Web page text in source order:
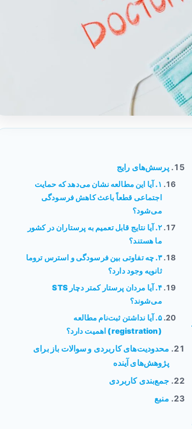
پرسش‌های رایج
۱. آیا این مطالعه نشان می‌دهد که حمایت
اجتماعی قطعاً باعث کاهش فرسودگی
می‌شود؟
۲. آیا نتایج قابل تعمیم به پرستاران در کشور
ما هستند؟
۳. چه تفاوتی بین فرسودگی و استرس تروما
ثانویه وجود دارد؟
۴. آیا مردان پرستار کمتر دچار STS
می‌شوند؟
۵. آیا نداشتن ثبت‌نام مطالعه
(registration) اهمیت دارد؟
محدودیت‌های کاربردی و سوالات باز برای
پژوهش‌های آینده
جمع‌بندی کاربردی
منبع